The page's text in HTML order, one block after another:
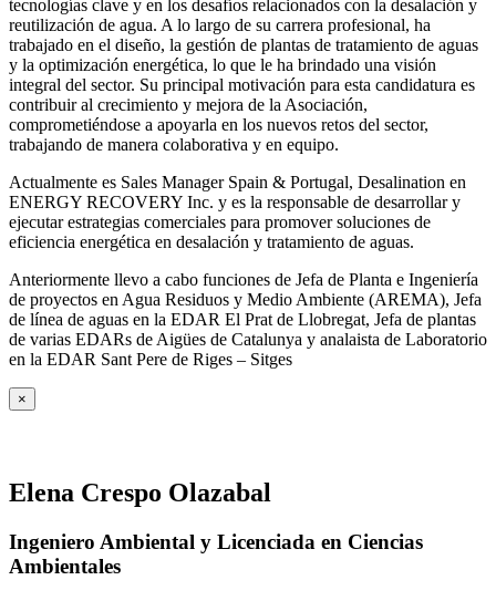
tecnologías clave y en los desafíos relacionados con la desalación y
reutilización de agua. A lo largo de su carrera profesional, ha
trabajado en el diseño, la gestión de plantas de tratamiento de aguas
y la optimización energética, lo que le ha brindado una visión
integral del sector. Su principal motivación para esta candidatura es
contribuir al crecimiento y mejora de la Asociación,
comprometiéndose a apoyarla en los nuevos retos del sector,
trabajando de manera colaborativa y en equipo.
Actualmente es Sales Manager Spain & Portugal, Desalination en
ENERGY RECOVERY Inc. y es la responsable de desarrollar y
ejecutar estrategias comerciales para promover soluciones de
eficiencia energética en desalación y tratamiento de aguas.
Anteriormente llevo a cabo funciones de Jefa de Planta e Ingeniería
de proyectos en Agua Residuos y Medio Ambiente (AREMA), Jefa
de línea de aguas en la EDAR El Prat de Llobregat, Jefa de plantas
de varias EDARs de Aigües de Catalunya y analaista de Laboratorio
en la EDAR Sant Pere de Riges – Sitges
×
Elena Crespo Olazabal
Ingeniero Ambiental y Licenciada en Ciencias
Ambientales